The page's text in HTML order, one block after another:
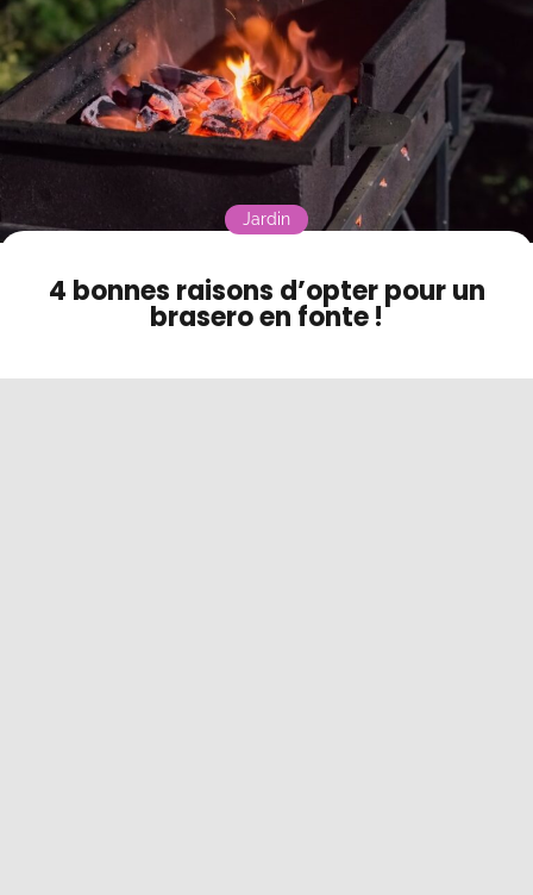
Contact
Mode sombre
4 bonnes raisons d’opter pour un
brasero en fonte !
Jardin